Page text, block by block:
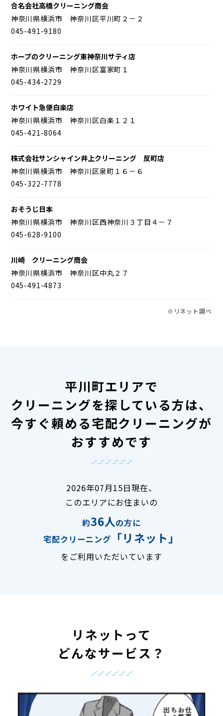
合名会社高橋クリーニング商会
神奈川県横浜市 神奈川区平川町２－２
045-491-9180
ホープのクリーニング東神奈川サティ店
神奈川県横浜市 神奈川区富家町１
045-434-2729
ホワイト急便白楽店
神奈川県横浜市 神奈川区白楽１２１
045-421-8064
株式会社サンシャイン井上クリーニング 反町店
神奈川県横浜市 神奈川区泉町１６－６
045-322-7778
おそうじ日本
神奈川県横浜市 神奈川区西神奈川３丁目４－７
045-628-9100
川崎 クリーニング商会
神奈川県横浜市 神奈川区中丸２７
045-491-4873
※リネット調べ
平川町エリアで
クリーニングを探している方は、
今すぐ頼める宅配クリーニングが
おすすめです
2026年07月15日現在、
このエリアにお住まいの
約36人の方に
宅配クリーニング
「リネット」
をご利用いただいています
リネットって
どんなサービス？